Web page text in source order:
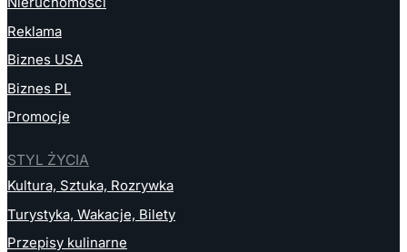
Reklama
Biznes USA
Biznes PL
Promocje
STYL ŻYCIA
Kultura, Sztuka, Rozrywka
Turystyka, Wakacje, Bilety
Przepisy kulinarne